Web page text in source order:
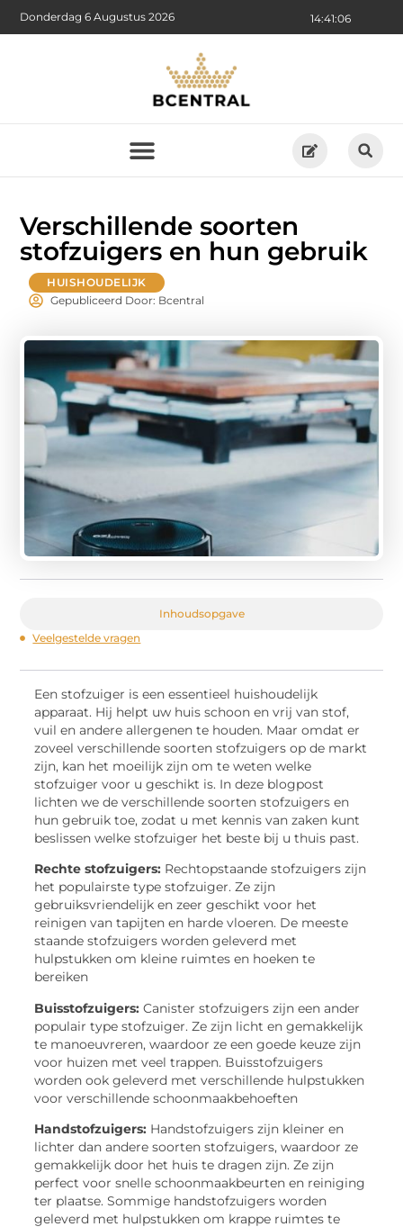
14:41:07
Donderdag 6 Augustus 2026
Verschillende soorten
stofzuigers en hun gebruik
HUISHOUDELIJK
Gepubliceerd Door: Bcentral
Inhoudsopgave
Veelgestelde vragen
Een stofzuiger is een essentieel huishoudelijk
apparaat. Hij helpt uw huis schoon en vrij van stof,
vuil en andere allergenen te houden. Maar omdat er
zoveel verschillende soorten stofzuigers op de markt
zijn, kan het moeilijk zijn om te weten welke
stofzuiger voor u geschikt is. In deze blogpost
lichten we de verschillende soorten stofzuigers en
hun gebruik toe, zodat u met kennis van zaken kunt
beslissen welke stofzuiger het beste bij u thuis past.
Rechte stofzuigers: Rechtopstaande stofzuigers zijn
het populairste type stofzuiger. Ze zijn
gebruiksvriendelijk en zeer geschikt voor het
reinigen van tapijten en harde vloeren. De meeste
staande stofzuigers worden geleverd met
hulpstukken om kleine ruimtes en hoeken te
bereiken
Buisstofzuigers: Canister stofzuigers zijn een ander
populair type stofzuiger. Ze zijn licht en gemakkelijk
te manoeuvreren, waardoor ze een goede keuze zijn
voor huizen met veel trappen. Buisstofzuigers
worden ook geleverd met verschillende hulpstukken
voor verschillende schoonmaakbehoeften
Handstofzuigers: Handstofzuigers zijn kleiner en
lichter dan andere soorten stofzuigers, waardoor ze
gemakkelijk door het huis te dragen zijn. Ze zijn
perfect voor snelle schoonmaakbeurten en reiniging
ter plaatse. Sommige handstofzuigers worden
geleverd met hulpstukken om krappe ruimtes te